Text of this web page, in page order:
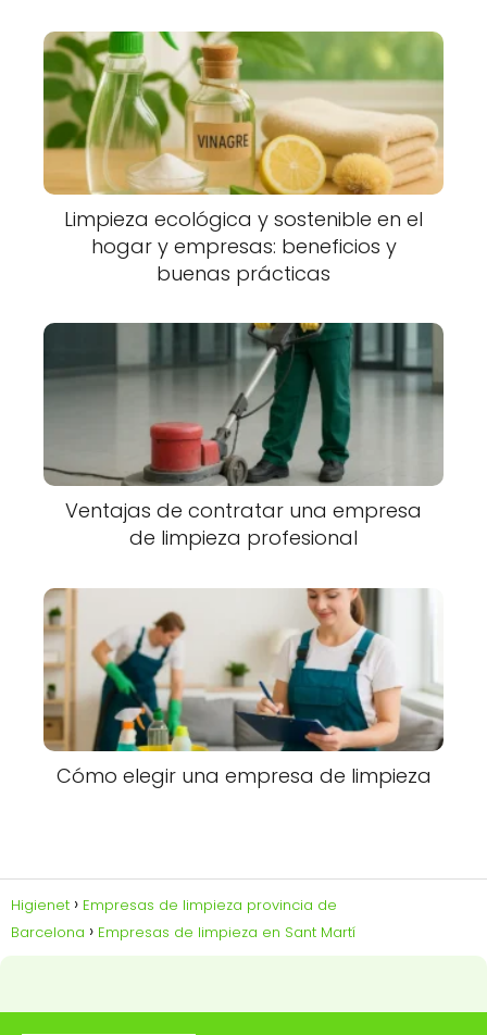
Limpieza ecológica y sostenible en el
hogar y empresas: beneficios y
buenas prácticas
Ventajas de contratar una empresa
de limpieza profesional
Cómo elegir una empresa de limpieza
Higienet
Empresas de limpieza provincia de
Barcelona
Empresas de limpieza en Sant Martí